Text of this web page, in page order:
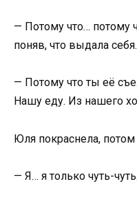
— Потому что… потому
поняв, что выдала себя.
— Потому что ты её
Нашу еду. Из нашего
Юля покраснела,
— Я… я только чуть-